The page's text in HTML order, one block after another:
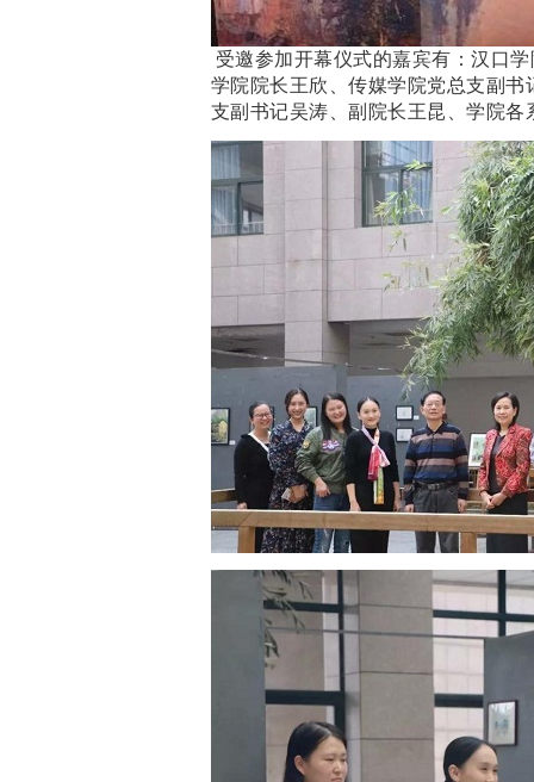
受邀参加开幕仪式的嘉宾有：汉口
学院院长王欣、传媒学院党总支副
支副书记吴涛、副院长王昆、学院